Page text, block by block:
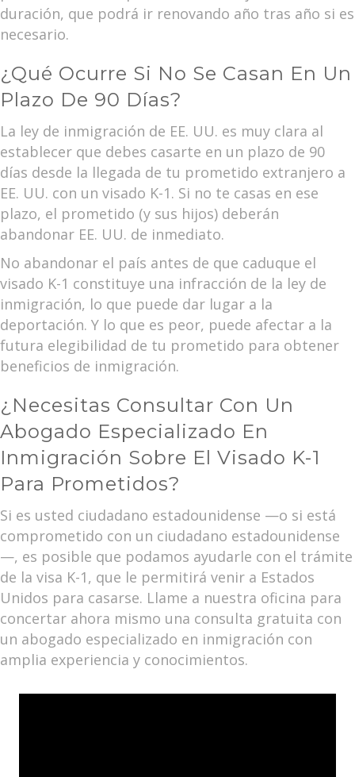
duración, que podrá ir renovando año tras año si es
necesario.
¿Qué Ocurre Si No Se Casan En Un
Plazo De 90 Días?
La ley de inmigración de EE. UU. es muy clara al
establecer que debes casarte en un plazo de 90
días desde la llegada de tu prometido extranjero a
EE. UU. con un visado K-1. Si no te casas en ese
plazo, el prometido (y sus hijos) deberán
abandonar EE. UU. de inmediato.
No abandonar el país antes de que caduque el
visado K-1 constituye una infracción de la ley de
inmigración, lo que puede dar lugar a la
deportación. Y lo que es peor, puede afectar a la
futura elegibilidad de tu prometido para obtener
beneficios de inmigración.
¿Necesitas Consultar Con Un
Abogado Especializado En
Inmigración Sobre El Visado K-1
Para Prometidos?
Si es usted ciudadano estadounidense —o si está
comprometido con un ciudadano estadounidense
—, es posible que podamos ayudarle con el trámite
de la visa K-1, que le permitirá venir a Estados
Unidos para casarse. Llame a nuestra oficina para
concertar ahora mismo una consulta gratuita con
un abogado especializado en inmigración con
amplia experiencia y conocimientos.